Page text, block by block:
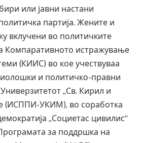
или јавни настани
партија. Жените и
вклучени во политичките
Компаративното истражување
(КИИС) во кое учествуваа
и политичко-правни
„Св. Кирил и
(ИСППИ-УКИМ), во соработка
„Социетас цивилис“
за поддршка на